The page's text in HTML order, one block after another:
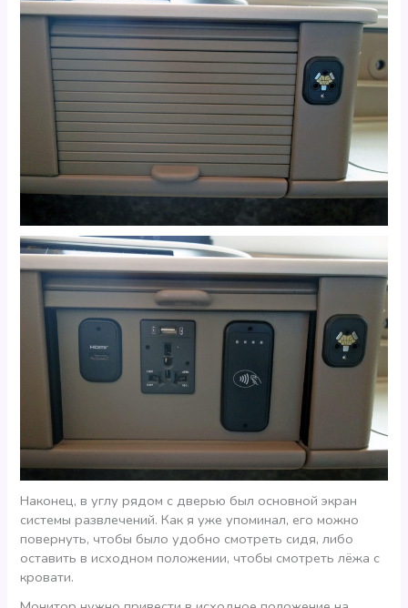
Наконец, в углу рядом с дверью был основной экран
системы развлечений. Как я уже упоминал, его можно
повернуть, чтобы было удобно смотреть сидя, либо
оставить в исходном положении, чтобы смотреть лёжа с
кровати.